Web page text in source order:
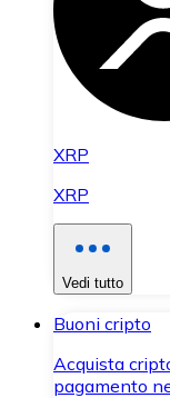
XRP
XRP
Vedi tutto
Buoni cripto
Acquista
pagamento